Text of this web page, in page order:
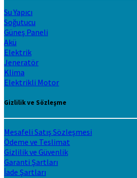
Su Yapıcı
Soğutucu
Güneş Paneli
Akü
Elektrik
Jeneratör
Klima
Elektrikli Motor
Gizlilik ve Sözleşme
Mesafeli Satış Sözleşmesi
Ödeme ve Teslimat
Gizlilik ve Güvenlik
Garanti Şartları
İade Şartları